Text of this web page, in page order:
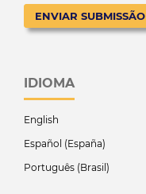
ENVIAR SUBMISSÃO
IDIOMA
English
Español (España)
Português (Brasil)